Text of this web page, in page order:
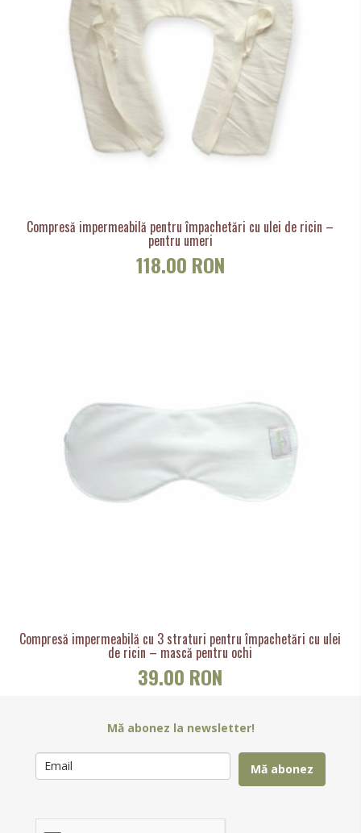
Compresă impermeabilă pentru împachetări cu ulei de ricin –
pentru umeri
118.00 RON
Compresă impermeabilă cu 3 straturi pentru împachetări cu ulei
de ricin – mască pentru ochi
39.00 RON
Mă abonez la newsletter!
Mă abonez